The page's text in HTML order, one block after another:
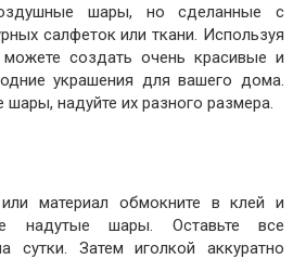
шары, но сделанные с
салфеток или ткани. Используя
создать очень красивые и
украшения для вашего дома.
надуйте их разного размера.
материал обмокните в клей и
надутые шары. Оставьте все
сутки. Затем иголкой аккуратно